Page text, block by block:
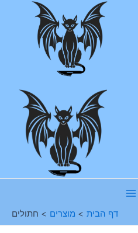
Menu
דף הבית מוצרים חתולים